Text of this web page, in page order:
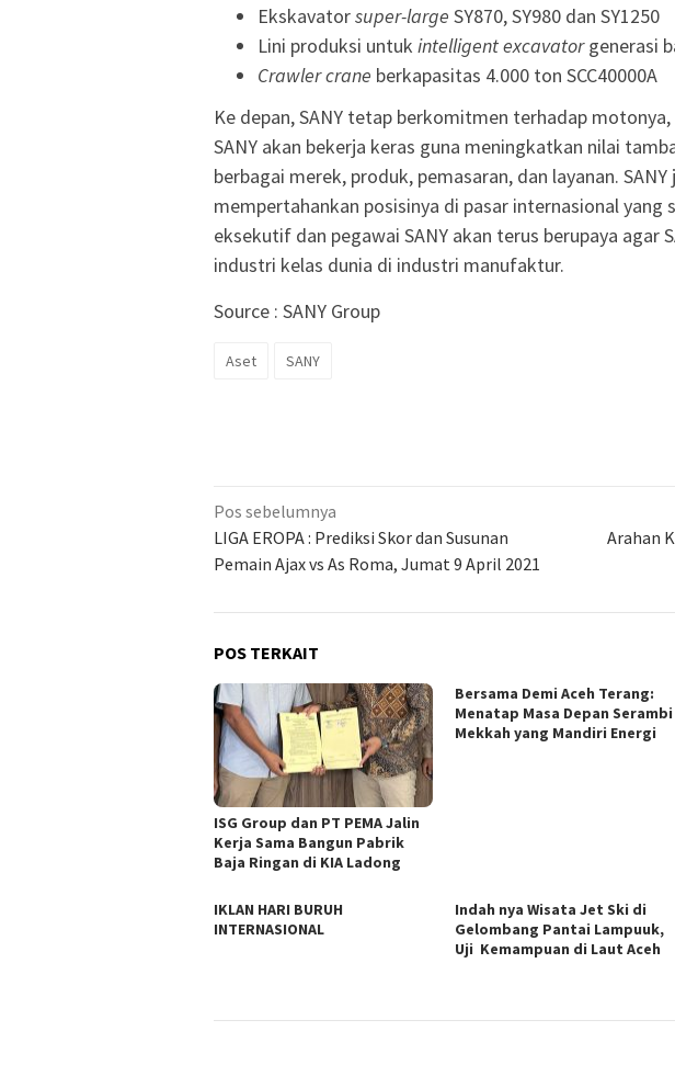
Ekskavatorsuper-large SY870, SY980 dan SY1250
Lini produksi untuk intelligent excavatorgenerasi
Crawler crane berkapasitas 4.000 ton SCC40000A
Ke depan, SANY tetap berkomitmen terhadap
SANY akan bekerja keras guna meningkatkan nilai
berbagai merek, produk, pemasaran, dan layanan. SANY
mempertahankan posisinya di pasar internasional
eksekutif dan pegawai SANY akan terus berupaya agar
industri kelas dunia di industri manufaktur.
Source : SANY Group
Aset SANY
Navigasi
pos
Pos sebelumnya
LIGA EROPA : Prediksi Skor dan Susunan
Pemain Ajax vs As Roma, Jumat 9 April 2021
Arahan
POS TERKAIT
ISG Group dan PT PEMA Jalin
Kerja Sama Bangun Pabrik
Baja Ringan di KIA Ladong
Bersama Demi Aceh Terang:
Menatap Masa Depan Serambi
Mekkah yang Mandiri Energi
IKLAN HARI BURUH
INTERNASIONAL
Indah nya Wisata Jet Ski di
Gelombang Pantai Lampuuk,
Uji Kemampuan di Laut Aceh